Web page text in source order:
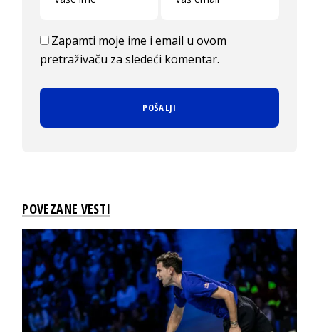
Zapamti moje ime i email u ovom
pretraživaču za sledeći komentar.
POVEZANE VESTI